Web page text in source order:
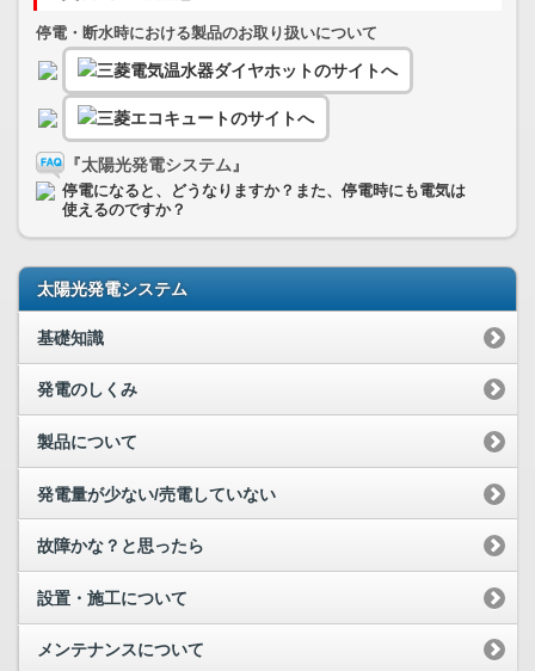
停電・断水時における製品のお取り扱いについて
『太陽光発電システム』
停電になると、どうなりますか？また、停電時にも電気は
使えるのですか？
太陽光発電システム
基礎知識
発電のしくみ
製品について
発電量が少ない/売電していない
故障かな？と思ったら
設置・施工について
メンテナンスについて